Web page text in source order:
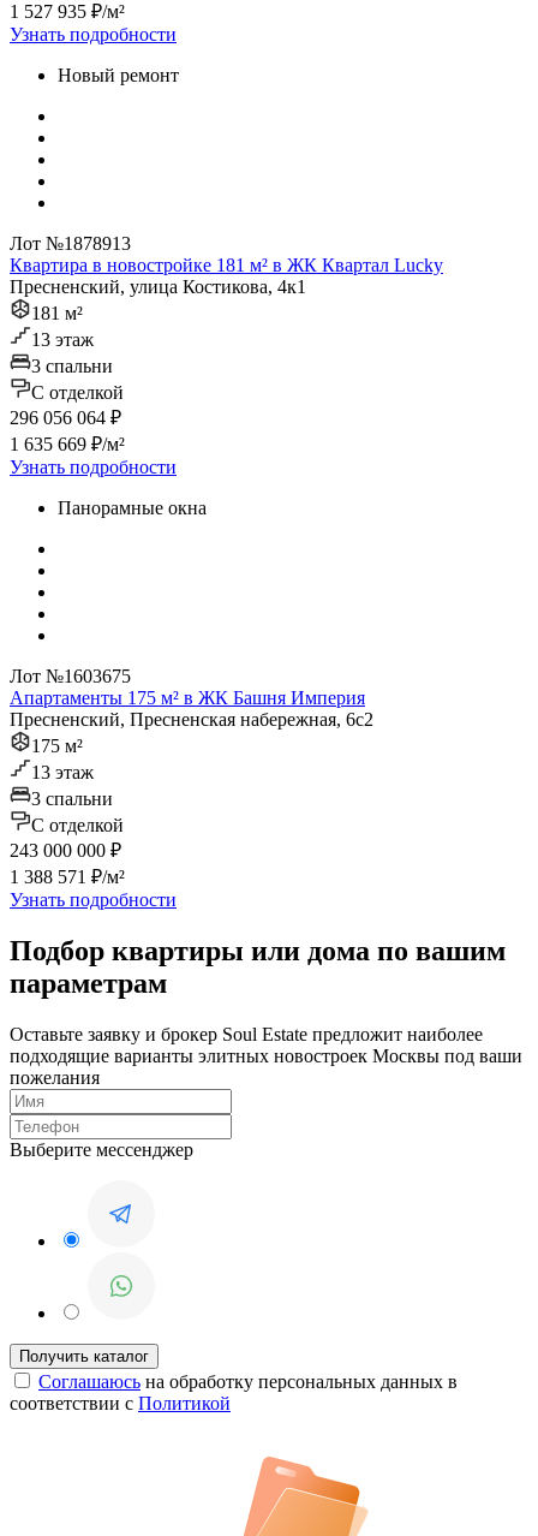
1 527 935 ₽/м²
Узнать подробности
Новый ремонт
Лот №1878913
Квартира в новостройке 181 м² в ЖК Квартал Lucky
Пресненский, улица Костикова, 4к1
181 м²
13 этаж
3 спальни
C отделкой
296 056 064 ₽
1 635 669 ₽/м²
Узнать подробности
Панорамные окна
Лот №1603675
Апартаменты 175 м² в ЖК Башня Империя
Пресненский, Пресненская набережная, 6с2
175 м²
13 этаж
3 спальни
C отделкой
243 000 000 ₽
1 388 571 ₽/м²
Узнать подробности
Подбор квартиры или дома по вашим
параметрам
Оставьте заявку и брокер Soul Estate предложит наиболее
подходящие варианты элитных новостроек Москвы под ваши
пожелания
Выберите мессенджер
Соглашаюсь на обработку персональных данных в
соответствии с Политикой